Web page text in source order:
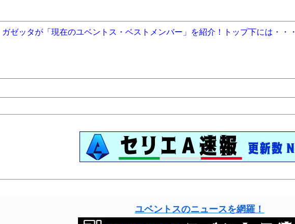
ガゼッタが「現在のユベントス・ベストメンバー」を紹介！トップ下には・・・
ユベントスのニュースを網羅！